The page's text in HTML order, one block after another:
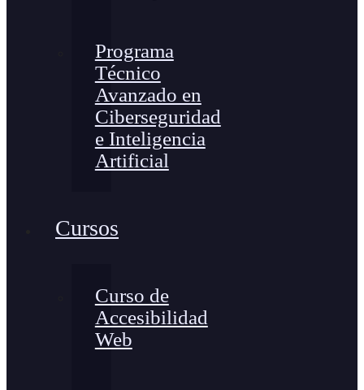
Programa
Técnico
Avanzado en
Ciberseguridad
e Inteligencia
Artificial
Cursos
Curso de
Accesibilidad
Web